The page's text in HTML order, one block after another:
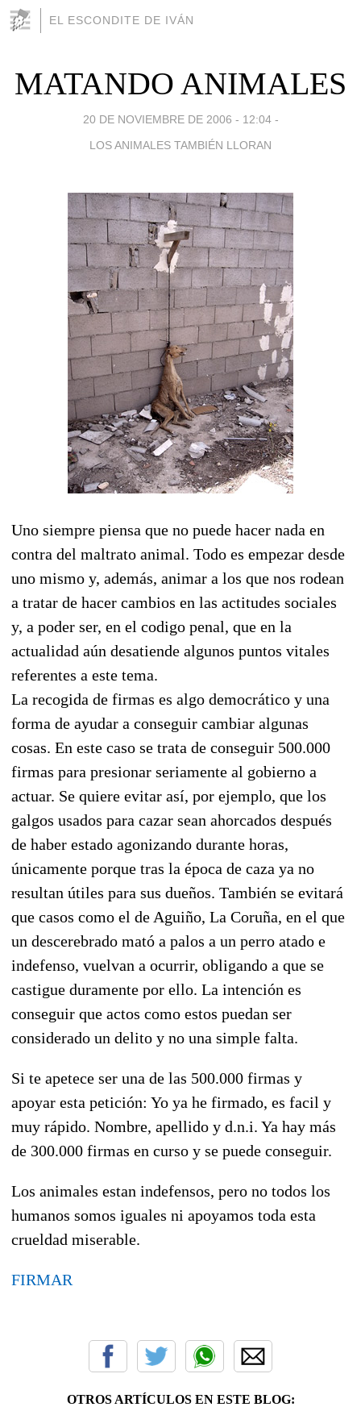
EL ESCONDITE DE IVÁN
MATANDO ANIMALES
20 DE NOVIEMBRE DE 2006 - 12:04 -
LOS ANIMALES TAMBIÉN LLORAN
Uno siempre piensa que no puede hacer nada en
contra del maltrato animal. Todo es empezar desde
uno mismo y, además, animar a los que nos rodean
a tratar de hacer cambios en las actitudes sociales
y, a poder ser, en el codigo penal, que en la
actualidad aún desatiende algunos puntos vitales
referentes a este tema.
La recogida de firmas es algo democrático y una
forma de ayudar a conseguir cambiar algunas
cosas. En este caso se trata de conseguir 500.000
firmas para presionar seriamente al gobierno a
actuar. Se quiere evitar así, por ejemplo, que los
galgos usados para cazar sean ahorcados después
de haber estado agonizando durante horas,
únicamente porque tras la época de caza ya no
resultan útiles para sus dueños. También se evitará
que casos como el de Aguiño, La Coruña, en el que
un descerebrado mató a palos a un perro atado e
indefenso, vuelvan a ocurrir, obligando a que se
castigue duramente por ello. La intención es
conseguir que actos como estos puedan ser
considerado un delito y no una simple falta.
Si te apetece ser una de las 500.000 firmas y
apoyar esta petición: Yo ya he firmado, es facil y
muy rápido. Nombre, apellido y d.n.i. Ya hay más
de 300.000 firmas en curso y se puede conseguir.
Los animales estan indefensos, pero no todos los
humanos somos iguales ni apoyamos toda esta
crueldad miserable.
FIRMAR
OTROS ARTÍCULOS EN ESTE BLOG: